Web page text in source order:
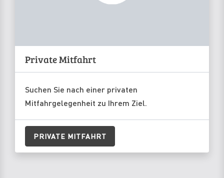
Private Mitfahrt
Suchen Sie nach einer privaten
Mitfahrgelegenheit zu Ihrem Ziel.
PRIVATE MITFAHRT